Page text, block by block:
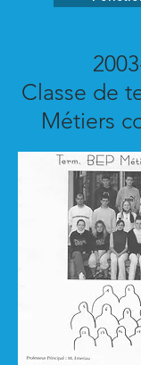
Classe de
Métiers